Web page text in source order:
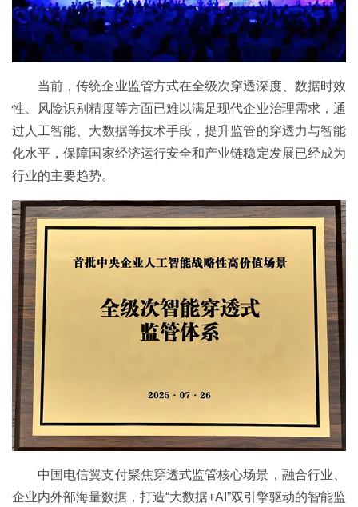
当前，传统企业监管方式在全级次穿透深度、数据时效
性、风险识别精度等方面已难以满足现代企业治理需求，通
过人工智能、大数据等技术手段，提升监管的穿透力与智能
化水平，保障国家经济运行安全和产业链稳定发展已经成为
行业的主要趋势。
中国电信翼支付聚焦穿透式监管核心场景，融合行业、
企业内外部海量数据，打造“大数据+AI”双引擎驱动的智能监